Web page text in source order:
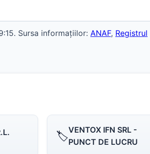
Sursa informațiilor: ANAF, Registrul
🏷️VENTOX IFN SRL -
PUNCT DE LUCRU